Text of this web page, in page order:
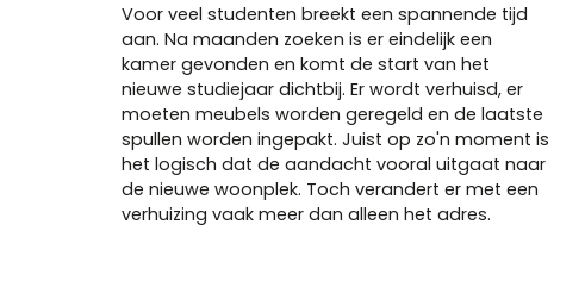
Voor veel studenten breekt een spannende tijd
aan. Na maanden zoeken is er eindelijk een
kamer gevonden en komt de start van het
nieuwe studiejaar dichtbij. Er wordt verhuisd, er
moeten meubels worden geregeld en de laatste
spullen worden ingepakt. Juist op zo'n moment is
het logisch dat de aandacht vooral uitgaat naar
de nieuwe woonplek. Toch verandert er met een
verhuizing vaak meer dan alleen het adres.